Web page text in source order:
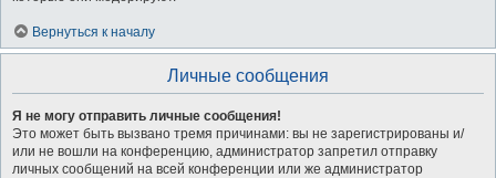
Вернуться к началу
Личные сообщения
Я не могу отправить личные сообщения!
Это может быть вызвано тремя причинами: вы не зарегистрированы и/
или не вошли на конференцию, администратор запретил отправку
личных сообщений на всей конференции или же администратор